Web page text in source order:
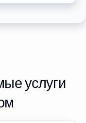
услуги